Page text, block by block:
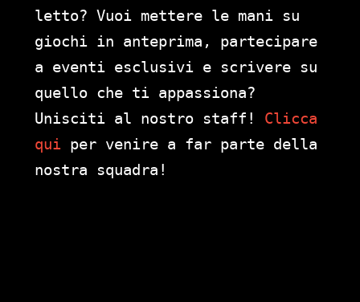
letto? Vuoi mettere le mani su
giochi in anteprima, partecipare
a eventi esclusivi e scrivere su
quello che ti appassiona?
Unisciti al nostro staff! Clicca
qui per venire a far parte della
nostra squadra!